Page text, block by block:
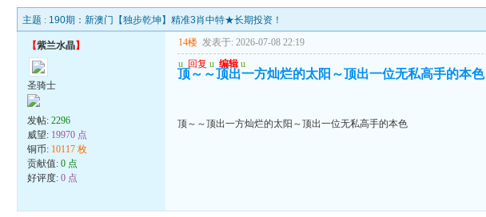
主题 : 190期：新澳门【独步乾坤】精准3肖中特★长期投资！
【紫兰水晶】
圣骑士
发帖:2296
威望: 19970 点
铜币: 10117 枚
贡献值:0 点
好评度:0 点
14楼 发表于: 2026-07-08 22:19
u 回复 u 编辑 u
顶～～顶出一方灿烂的太阳～顶出一位无私高手的本色
顶～～顶出一方灿烂的太阳～顶出一位无私高手的本色